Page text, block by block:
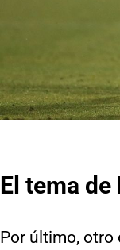
El tema
Por último, otro